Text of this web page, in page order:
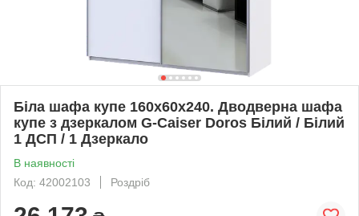
Біла шафа купе 160х60х240. Дводверна шафа
купе з дзеркалом G-Caiser Doros Білий / Білий
1 ДСП / 1 Дзеркало
В наявності
Код: 42002103
Роздріб